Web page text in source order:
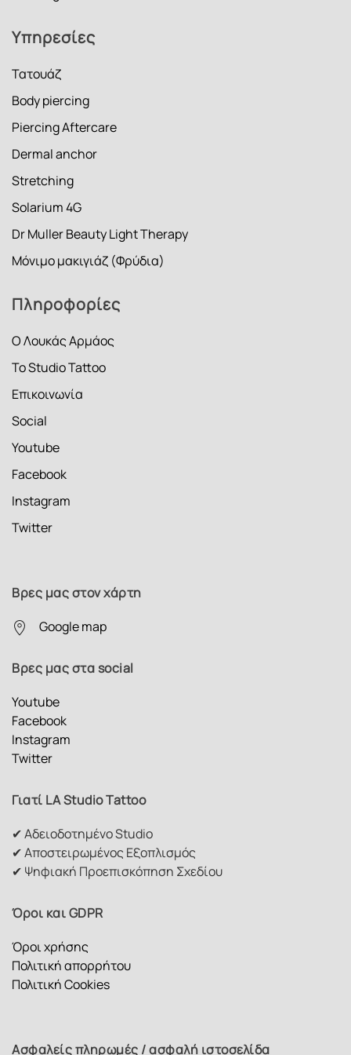
Υπηρεσίες
Τατουάζ
Body piercing
Piercing Aftercare
Dermal anchor
Stretching
Solarium 4G
Dr Muller Beauty Light Therapy
Μόνιμο μακιγιάζ (Φρύδια)
Πληροφορίες
Ο Λουκάς Αρμάος
Το Studio Tattoo
Επικοινωνία
Social
Youtube
Facebook
Instagram
Twitter
Βρες μας στον χάρτη
Google map
Βρες μας στα social
Youtube
Facebook
Instagram
Twitter
Γιατί LA Studio Tattoo
✔ Αδειοδοτημένο Studio
✔ Αποστειρωμένος Εξοπλισμός
✔ Ψηφιακή Προεπισκόπηση Σχεδίου
Όροι και GDPR
Όροι χρήσης
Πολιτική απορρήτου
Πολιτική Cookies
Ασφαλείς πληρωμές / ασφαλή ιστοσελίδα